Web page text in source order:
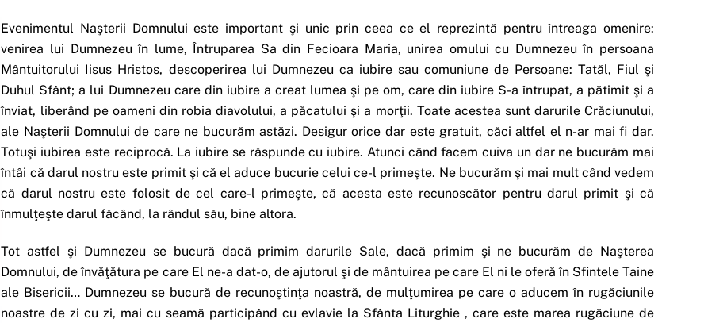
Evenimentul Naşterii Domnului este important şi unic prin ceea ce el reprezintă pentru întreaga omenire:
venirea lui Dumnezeu în lume, Întruparea Sa din Fecioara Maria, unirea omului cu Dumnezeu în persoana
Mântuitorului Iisus Hristos, descoperirea lui Dumnezeu ca iubire sau comuniune de Persoane: Tatăl, Fiul şi
Duhul Sfânt; a lui Dumnezeu care din iubire a creat lumea şi pe om, care din iubire S-a întrupat, a pătimit şi a
înviat, liberând pe oameni din robia diavolului, a păcatului şi a morţii. Toate acestea sunt darurile Crăciunului,
ale Naşterii Domnului de care ne bucurăm astăzi. Desigur orice dar este gratuit, căci altfel el n-ar mai fi dar.
Totuşi iubirea este reciprocă. La iubire se răspunde cu iubire. Atunci când facem cuiva un dar ne bucurăm mai
întâi că darul nostru este primit şi că el aduce bucurie celui ce-l primeşte. Ne bucurăm şi mai mult când vedem
că darul nostru este folosit de cel care-l primeşte, că acesta este recunoscător pentru darul primit şi că
înmulţeşte darul făcând, la rândul său, bine altora.
Tot astfel şi Dumnezeu se bucură dacă primim darurile Sale, dacă primim şi ne bucurăm de Naşterea
Domnului, de învăţătura pe care El ne-a dat-o, de ajutorul şi de mântuirea pe care El ni le oferă în Sfintele Taine
ale Bisericii… Dumnezeu se bucură de recunoştinţa noastră, de mulţumirea pe care o aducem în rugăciunile
noastre de zi cu zi, mai cu seamă participând cu evlavie la Sfânta Liturghie , care este marea rugăciune de